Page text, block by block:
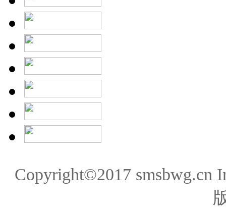
Copyright©2017 smsbwg.cn